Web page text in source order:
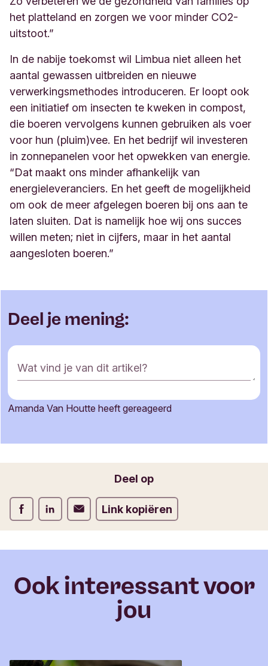
het platteland en zorgen we voor minder CO2-
uitstoot.”
In de nabije toekomst wil Limbua niet alleen het
aantal gewassen uitbreiden en nieuwe
verwerkingsmethodes introduceren. Er loopt ook
een initiatief om insecten te kweken in compost,
die boeren vervolgens kunnen gebruiken als voer
voor hun (pluim)vee. En het bedrijf wil investeren
in zonnepanelen voor het opwekken van energie.
“Dat maakt ons minder afhankelijk van
energieleveranciers. En het geeft de mogelijkheid
om ook de meer afgelegen boeren bij ons aan te
laten sluiten. Dat is namelijk hoe wij ons succes
willen meten; niet in cijfers, maar in het aantal
aangesloten boeren.”
Deel je mening:
R
e
c
e
m
u
l
e
Wat vind je van dit artikel?
Amanda Van Houtte heeft gereageerd
Deel op
Deel op Facebook
Deel op LinkedInDeel op Verstuur per email
Link kopiëren
Ook interessant voor
jou